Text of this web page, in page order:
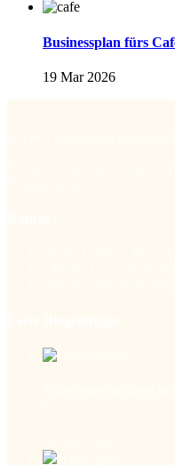
Businessplan fürs
19 Mar 2026